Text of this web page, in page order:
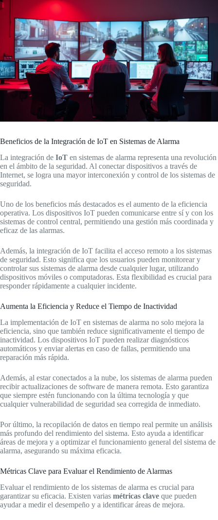
Beneficios de la Integración de IoT en Sistemas de Alarma
La integración de IoT en sistemas de alarma representa una revolución
en el ámbito de la seguridad. Al conectar dispositivos a través de
Internet, se logra una mayor interconexión y control de los sistemas de
seguridad.
Uno de los beneficios más destacados es el aumento de la eficiencia
operativa. Los dispositivos IoT pueden comunicarse entre sí y con los
sistemas de control central, permitiendo una gestión más coordinada y
eficaz de las alarmas.
Además, la integración de IoT facilita el acceso remoto a los sistemas
de seguridad. Esto significa que los usuarios pueden monitorear y
controlar sus sistemas de alarma desde cualquier lugar, utilizando
dispositivos móviles o computadoras. Esta flexibilidad es crucial para
responder rápidamente a cualquier incidente.
Aumenta la Eficiencia y Reduce el Tiempo de Inactividad
La implementación de IoT en sistemas de alarma no solo mejora la
eficiencia, sino que también reduce significativamente el tiempo de
inactividad. Los dispositivos IoT pueden realizar diagnósticos
automáticos y enviar alertas en caso de fallas, permitiendo una
reparación más rápida.
Además, al estar conectados a la nube, los sistemas de alarma pueden
recibir actualizaciones de software de manera remota. Esto garantiza
que siempre estén funcionando con la última tecnología y que
cualquier vulnerabilidad de seguridad sea corregida de inmediato.
Por último, la recopilación de datos en tiempo real permite un análisis
más profundo del rendimiento del sistema. Esto ayuda a identificar
áreas de mejora y a optimizar el funcionamiento general del sistema de
alarma, asegurando su máxima eficacia.
Métricas Clave para Evaluar el Rendimiento de Alarmas
Evaluar el rendimiento de los sistemas de alarma es crucial para
garantizar su eficacia. Existen varias métricas clave que pueden
ayudar a medir el desempeño y a identificar áreas de mejora.